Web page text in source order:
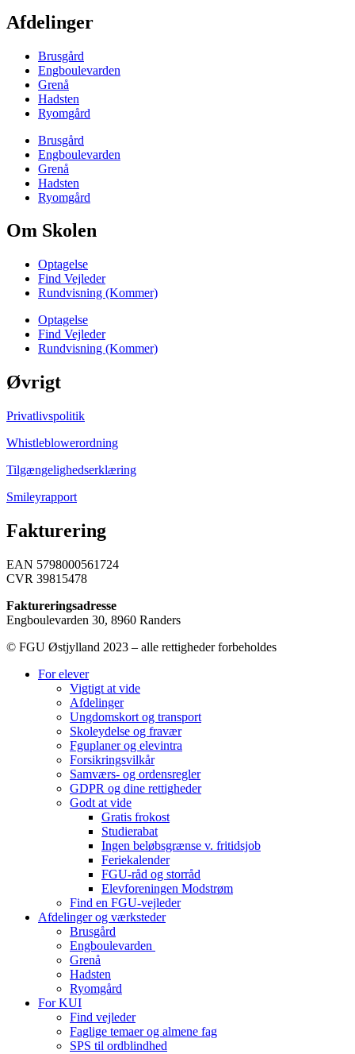
Afdelinger
Brusgård
Engboulevarden
Grenå
Hadsten
Ryomgård
Brusgård
Engboulevarden
Grenå
Hadsten
Ryomgård
Om Skolen
Optagelse
Find Vejleder
Rundvisning (Kommer)
Optagelse
Find Vejleder
Rundvisning (Kommer)
Øvrigt
Privatlivspolitik
Whistleblowerordning
Tilgængelighedserklæring
Smileyrapport
Fakturering
EAN 5798000561724
CVR 39815478
Faktureringsadresse
Engboulevarden 30, 8960 Randers
© FGU Østjylland 2023 – alle rettigheder forbeholdes
For elever
Vigtigt at vide
Afdelinger
Ungdomskort og transport
Skoleydelse og fravær
Fguplaner og elevintra
Forsikringsvilkår
Samværs- og ordensregler
GDPR og dine rettigheder
Godt at vide
Gratis frokost
Studierabat
Ingen beløbsgrænse v. fritidsjob
Feriekalender
FGU-råd og storråd
Elevforeningen Modstrøm
Find en FGU-vejleder
Afdelinger og værksteder
Brusgård
Engboulevarden
Grenå
Hadsten
Ryomgård
For KUI
Find vejleder
Faglige temaer og almene fag
SPS til ordblindhed